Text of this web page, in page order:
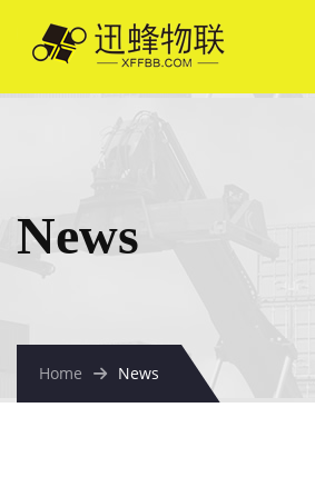
News
Home News